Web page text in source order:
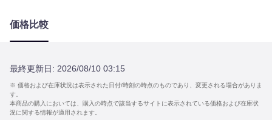
価格比較
最終更新日: 2026/08/10 03:15
※ 価格および在庫状況は表示された日付/時刻の時点のものであり、変更される場合がありま
す。
本商品の購入においては、購入の時点で該当するサイトに表示されている価格および在庫状
況に関する情報が適用されます。